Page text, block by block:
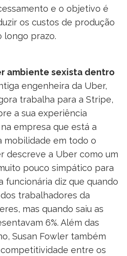
e o objetivo é
os custos de produção
longo prazo.
ambiente sexista dentro
engenheira da Uber,
trabalha para a Stripe,
a sua experiência
empresa que está a
mobilidade em todo o
descreve a Uber como um
pouco simpático para
funcionária diz que quando
trabalhadores da
mas quando saiu as
6%. Além das
Susan Fowler também
entre os